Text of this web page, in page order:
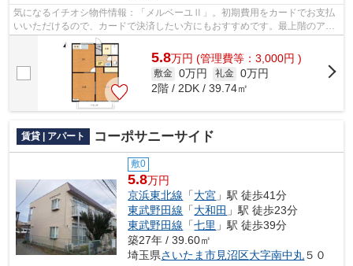
気になるイチオシ物件情報：「メルベーユⅡ」。初期費用をカードでお支払
いいただけるので、カードで決済したい方にもおすすめです。最上階のアパ
ートです。こちらの物件はアパートです...
5.8万円 (管理費等：3,000円 )
敷金 0万円 礼金 0万円
2階 / 2DK / 39.74㎡
賃貸 | アパート コーポサニーサイド
敷0
5.8万円
京浜東北線 「大宮 」駅 徒歩41分
東武野田線 「大和田 」駅 徒歩23分
東武野田線 「七里 」駅 徒歩39分
築27年 / 39.60㎡
埼玉県さいたま市見沼区大字南中丸５０